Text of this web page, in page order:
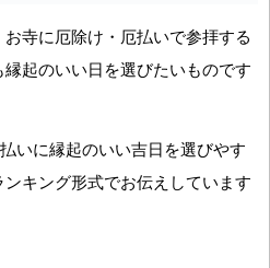
寺に厄除け・厄払いで参拝する
起のいい日を選びたいものです
いに縁起のいい吉日を選びやす
キング形式でお伝えしています